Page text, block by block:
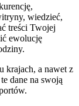
wiedzieć,
treści Twojej
ewolucję
krajach, a nawet z
dane na swoją